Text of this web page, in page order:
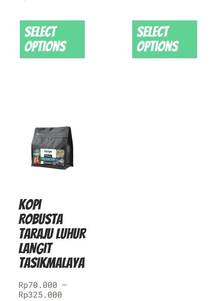
Select
options
Select
options
Kopi
Robusta
Taraju Luhur
Langit
Tasikmalaya
Rp70.000 –
Rp325.000